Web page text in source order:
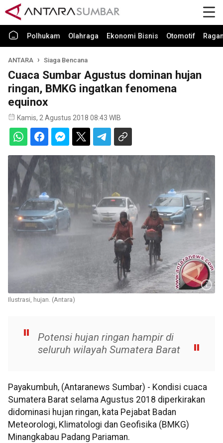
Polhukam Olahraga Ekonomi Bisnis Otomotif
ANTARA Siaga Bencana
Cuaca Sumbar Agustus dominan hujan
ringan, BMKG ingatkan fenomena
equinox
Kamis, 2 Agustus 2018 08:43 WIB
Ilustrasi, hujan. (Antara)
Potensi hujan ringan hampir di
seluruh wilayah Sumatera Barat
Payakumbuh, (Antaranews Sumbar) - Kondisi cuaca
Sumatera Barat selama Agustus 2018 diperkirakan
didominasi hujan ringan, kata Pejabat Badan
Meteorologi, Klimatologi dan Geofisika (BMKG)
Minangkabau Padang Pariaman.